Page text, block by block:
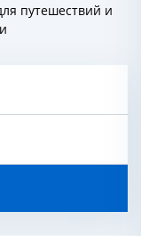
путешествий и